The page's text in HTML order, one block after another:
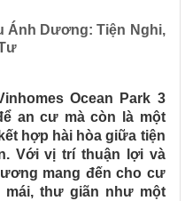
Ánh Dương: Tiện Nghi,
Ocean Park 3
an cư mà còn là một
hợp hài hòa giữa tiện
Với vị trí thuận lợi và
mang đến cho cư
mái, thư giãn như một